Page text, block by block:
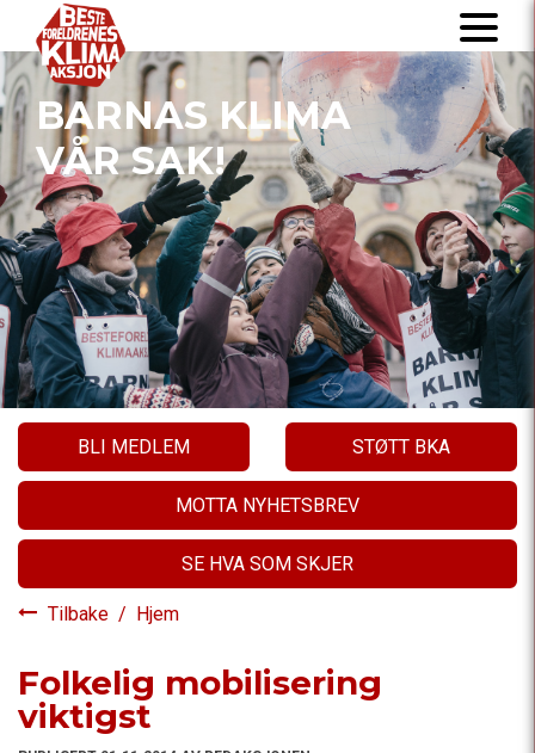
BARNAS KLIMA
VÅR SAK!
BLI MEDLEM STØTT BKA
MOTTA NYHETSBREV
SE HVA SOM SKJER
Tilbake / Hjem
Folkelig mobilisering
viktigst